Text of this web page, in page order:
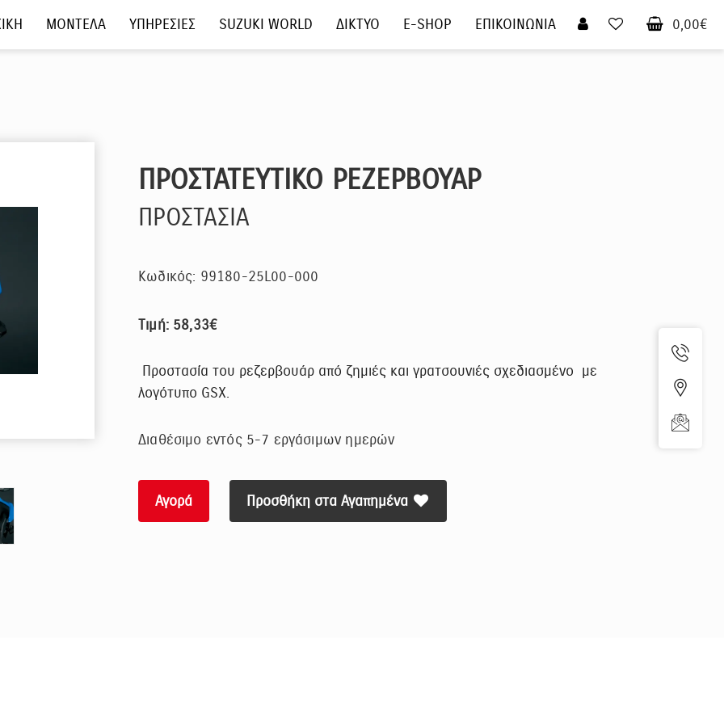
ΜΟΝΤΕΛΑ ΥΠΗΡΕΣΙΕΣ SUZUKI WORLD ΔΙΚΤΥΟ E-SHOP ΕΠΙΚΟΙΝΩΝΙΑ 0,00€
ΠΡΟΣΤΑΤΕΥΤΙΚΟ ΡΕΖΕΡΒΟΥΑΡ
ΠΡΟΣΤΑΣΙΑ
Κωδικός: 99180-25L00-000
Τιμή: 58,33€
Προστασία του ρεζερβουάρ από ζημιές και γρατσουνιές σχεδιασμένο με
λογότυπο GSX.
Διαθέσιμο εντός 5-7 εργάσιμων ημερών
Αγορά Προσθήκη στα Αγαπημένα